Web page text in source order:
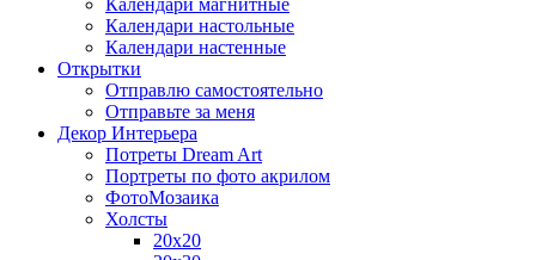
Календари настольные
Календари настенные
Открытки
Отправлю самостоятельно
Отправьте за меня
Декор Интерьера
Потреты Dream Art
Портреты по фото акрилом
ФотоМозаика
Холсты
20х20